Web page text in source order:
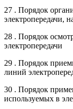
27 . Порядок
электропередачи,
28 . Порядок
электропередачи
29 . Порядок
линий
30 . Порядок
используемых в